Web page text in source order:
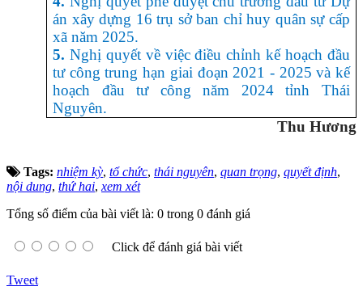
án xây dựng 16 trụ sở ban chỉ huy quân sự cấp
xã năm 2025.
5. Nghị quyết về việc điều chỉnh kế hoạch đầu
tư công trung hạn giai đoạn 2021 - 2025 và kế
hoạch đầu tư công năm 2024 tỉnh Thái
Nguyên.
Thu Hương
Tags: nhiệm kỳ, tổ chức, thái nguyên, quan trọng, quyết định,
nội dung, thứ hai,xem xét
Tổng số điểm của bài viết là: 0 trong 0 đánh giá
Click để đánh giá bài viết
Tweet